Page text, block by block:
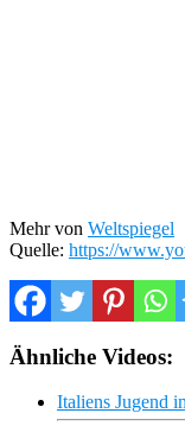
Mehr von Weltspiegel
Quelle: https://
Ähnliche Videos:
Italiens Jugend